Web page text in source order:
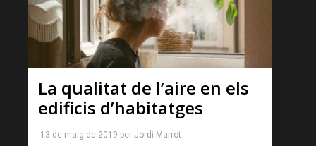
La qualitat de l’aire en els
edificis d’habitatges
13 de maig de 2019 per Jordi Marrot